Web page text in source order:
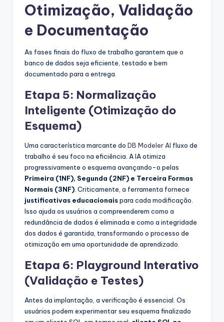
Otimização, Validação
e Documentação
As fases finais do fluxo de trabalho garantem que o
banco de dados seja eficiente, testado e bem
documentado para a entrega.
Etapa 5: Normalização
Inteligente (Otimização do
Esquema)
Uma característica marcante do DB Modeler AI fluxo de
trabalho é seu foco na eficiência. A IA otimiza
progressivamente o esquema avançando-o pelas
Primeira (1NF), Segunda (2NF) e Terceira Formas
Normais (3NF) . Criticamente, a ferramenta fornece
justificativas educacionaispara cada modificação.
Isso ajuda os usuários a compreenderem como a
redundância de dados é eliminada e como a integridade
dos dados é garantida, transformando o processo de
otimização em uma oportunidade de aprendizado.
Etapa 6: Playground Interativo
(Validação e Testes)
Antes da implantação, a verificação é essencial. Os
usuários podem experimentar seu esquema finalizado